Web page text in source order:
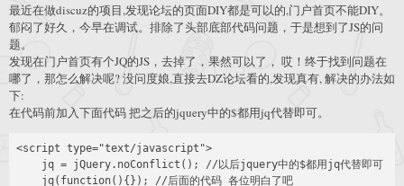
最近在做discuz的项目,发现论坛的页面DIY都是可以的,门户首页不能DIY。
郁闷了好久，今早在调试。排除了头部底部代码问题，于是想到了JS的问
题。
发现在门户首页有个JQ的JS，去掉了，果然可以了， 哎！终于找到问题在
哪了，那怎么解决呢? 没问度娘,直接去DZ论坛看的,发现真有, 解决的办法如
下:
在代码前加入下面代码 把之后的jquery中的$都用jq代替即可。
<script type="text/javascript">
    jq = jQuery.noConflict(); //以后jquery中的$都用jq代替即可
    jq(function(){}); //后面的代码 各位明白了吧